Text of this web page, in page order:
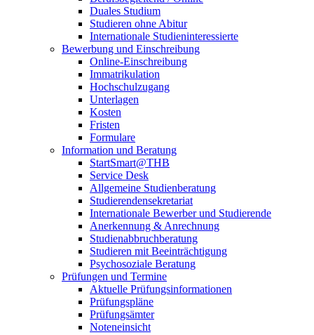
Duales Studium
Studieren ohne Abitur
Internationale Studieninteressierte
Bewerbung und Einschreibung
Online-Einschreibung
Immatrikulation
Hochschulzugang
Unterlagen
Kosten
Fristen
Formulare
Information und Beratung
StartSmart@THB
Service Desk
Allgemeine Studienberatung
Studierendensekretariat
Internationale Bewerber und Studierende
Anerkennung & Anrechnung
Studienabbruchberatung
Studieren mit Beeinträchtigung
Psychosoziale Beratung
Prüfungen und Termine
Aktuelle Prüfungsinformationen
Prüfungspläne
Prüfungsämter
Noteneinsicht